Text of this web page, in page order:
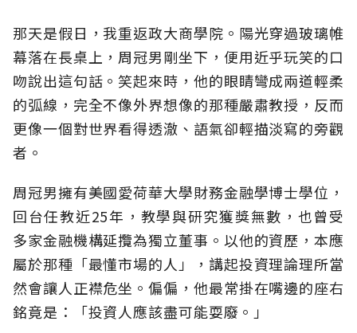
那天是假日，我重返政大商學院。陽光穿過玻璃帷
幕落在長桌上，周冠男剛坐下，便用近乎玩笑的口
吻說出這句話。笑起來時，他的眼睛彎成兩道輕柔
的弧線，完全不像外界想像的那種嚴肅教授，反而
更像一個對世界看得透澈、語氣卻輕描淡寫的旁觀
者。
周冠男擁有美國愛荷華大學財務金融學博士學位，
回台任教近25年，教學與研究獲獎無數，也曾受
多家金融機構延攬為獨立董事。以他的資歷，本應
屬於那種「最懂市場的人」，講起投資理論理所當
然會讓人正襟危坐。偏偏，他最常掛在嘴邊的座右
銘竟是：「投資人應該盡可能耍廢。」